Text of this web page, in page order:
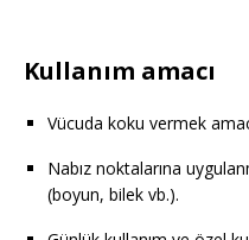
Kullanım amacı
Vücuda koku vermek
Nabız noktalarına
(boyun, bilek vb.).